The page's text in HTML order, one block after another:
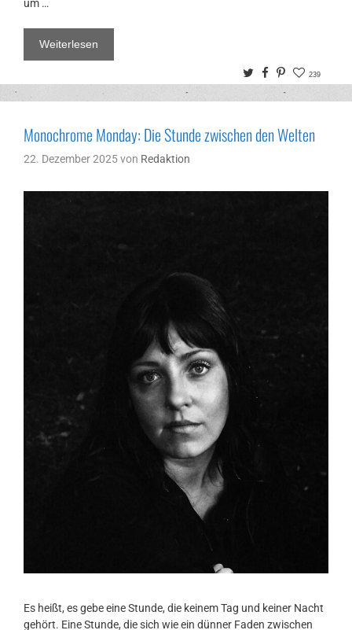
um …
Weiterlesen
TwitterFacebook
Pinterest
239
Monochrome Monday: Die Stunde zwischen den Welten
22. Dezember 2025von Redaktion
Es heißt, es gebe eine Stunde, die keinem Tag und keiner Nacht
gehört. Eine Stunde, die sich wie ein dünner Faden zwischen